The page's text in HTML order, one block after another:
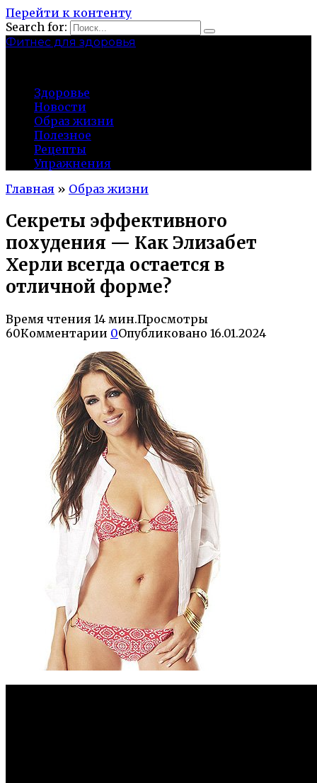
Перейти к контенту
Search for:
Фитнес для здоровья
Здоровье
Новости
Образ жизни
Полезное
Рецепты
Упражнения
Главная » Образ жизни
Секреты эффективного
похудения — Как Элизабет
Херли всегда остается в
отличной форме?
Время чтения 14 мин.Просмотры
60Комментарии 0Опубликовано 16.01.2024